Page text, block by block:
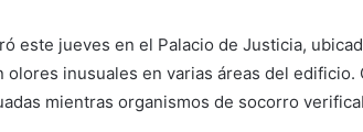
este jueves en el Palacio de Justicia,
inusuales en varias áreas del edificio.
mientras organismos de socorro